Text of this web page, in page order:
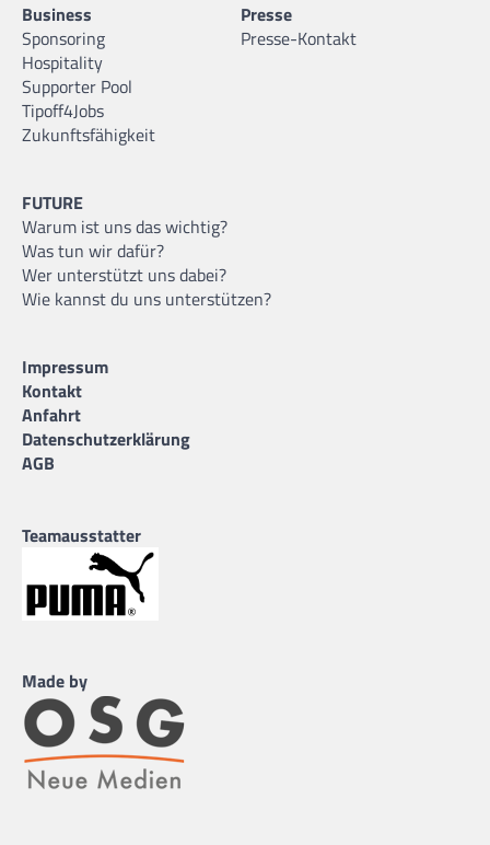
Business
Sponsoring
Hospitality
Supporter Pool
Tipoff4Jobs
Zukunftsfähigkeit
Presse
Presse-Kontakt
FUTURE
Warum ist uns das wichtig?
Was tun wir dafür?
Wer unterstützt uns dabei?
Wie kannst du uns unterstützen?
Impressum
Kontakt
Anfahrt
Datenschutzerklärung
AGB
Teamausstatter
Made by